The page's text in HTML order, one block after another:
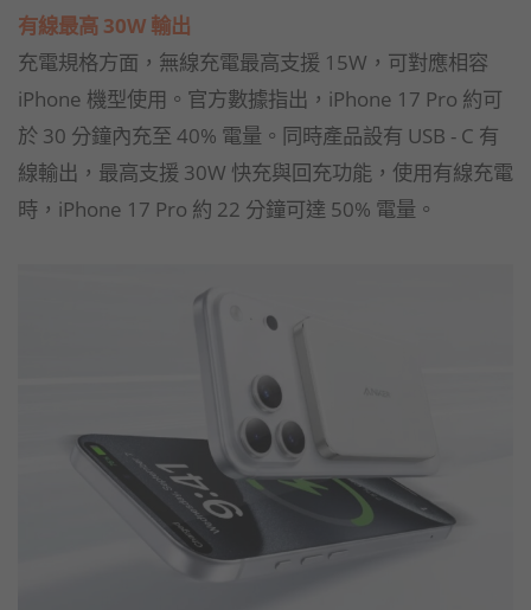
有線最高 30W 輸出
充電規格方面，無線充電最高支援 15W，可對應相容
iPhone 機型使用。官方數據指出，iPhone 17 Pro 約可
於 30 分鐘內充至 40% 電量。同時產品設有 USB - C 有
線輸出，最高支援 30W 快充與回充功能，使用有線充電
時，iPhone 17 Pro 約 22 分鐘可達 50% 電量。